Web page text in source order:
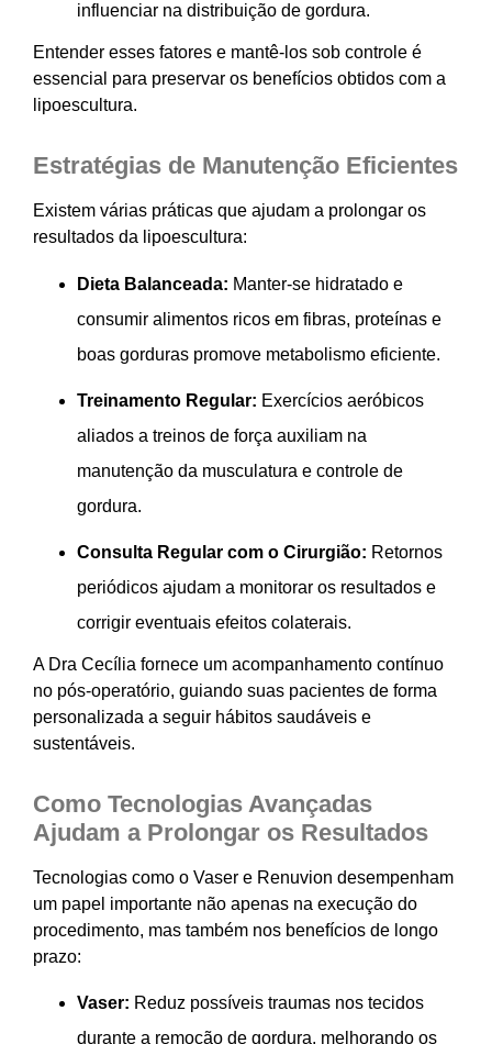
influenciar na distribuição de gordura.
Entender esses fatores e mantê-los sob controle é
essencial para preservar os benefícios obtidos com a
lipoescultura.
Estratégias de Manutenção Eficientes
Existem várias práticas que ajudam a prolongar os
resultados da lipoescultura:
Dieta Balanceada: Manter-se hidratado e
consumir alimentos ricos em fibras, proteínas e
boas gorduras promove metabolismo eficiente.
Treinamento Regular: Exercícios aeróbicos
aliados a treinos de força auxiliam na
manutenção da musculatura e controle de
gordura.
Consulta Regular com o Cirurgião: Retornos
periódicos ajudam a monitorar os resultados e
corrigir eventuais efeitos colaterais.
A Dra Cecília fornece um acompanhamento contínuo
no pós-operatório, guiando suas pacientes de forma
personalizada a seguir hábitos saudáveis e
sustentáveis.
Como Tecnologias Avançadas
Ajudam a Prolongar os Resultados
Tecnologias como o Vaser e Renuvion desempenham
um papel importante não apenas na execução do
procedimento, mas também nos benefícios de longo
prazo:
Vaser: Reduz possíveis traumas nos tecidos
durante a remoção de gordura, melhorando os